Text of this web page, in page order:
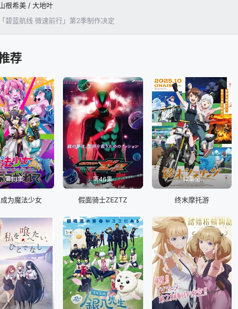
根希美 / 大地叶
「碧蓝航线 微速前行」第2季制作决定
荐
第13集
为魔法少女
第46集
假面骑士ZEZTZ
12集全
终末摩托游